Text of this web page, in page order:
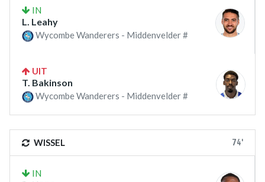
IN
L. Leahy
Wycombe Wanderers - Middenvelder #
UIT
T. Bakinson
Wycombe Wanderers - Middenvelder #
WISSEL 74'
IN